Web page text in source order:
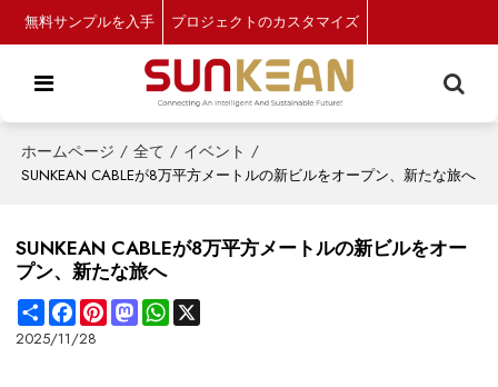
無料サンプルを入手 プロジェクトのカスタマイズ
ホームページ / 全て / イベント /
SUNKEAN CABLEが8万平方メートルの新ビルをオープン、新たな旅へ
SUNKEAN CABLEが8万平方メートルの新ビルをオー
プン、新たな旅へ
ShareFacebookPinterestMastodonWhatsApp
2025/11/28